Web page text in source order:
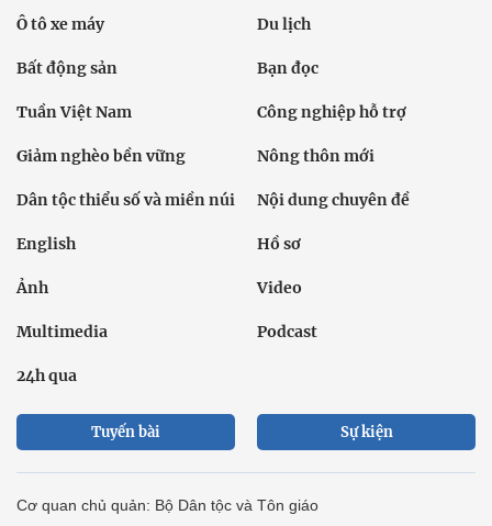
Ô tô xe máy Du lịch
Bất động sản Bạn đọc
Tuần Việt Nam Công nghiệp hỗ trợ
Giảm nghèo bền vững Nông thôn mới
Dân tộc thiểu số và miền núi Nội dung chuyên đề
English Hồ sơ
Ảnh Video
Multimedia Podcast
24h qua
Tuyến bài Sự kiện
Cơ quan chủ quản: Bộ Dân tộc và Tôn giáo